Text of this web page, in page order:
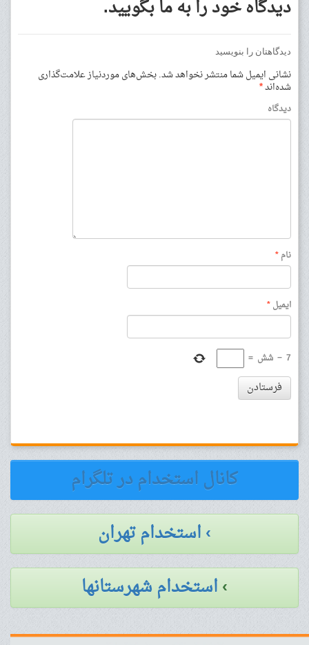
دیدگاه خود را به ما بگویید.
دیدگاهتان را بنویسید
نشانی ایمیل شما منتشر نخواهد شد.بخش‌های موردنیاز علامت‌گذاری
شده‌اند*
دیدگاه
نام*
ایمیل*
7
− شش =
فرستادن
کانال استخدام در تلگرام
› استخدام تهران
›استخدام شهرستانها